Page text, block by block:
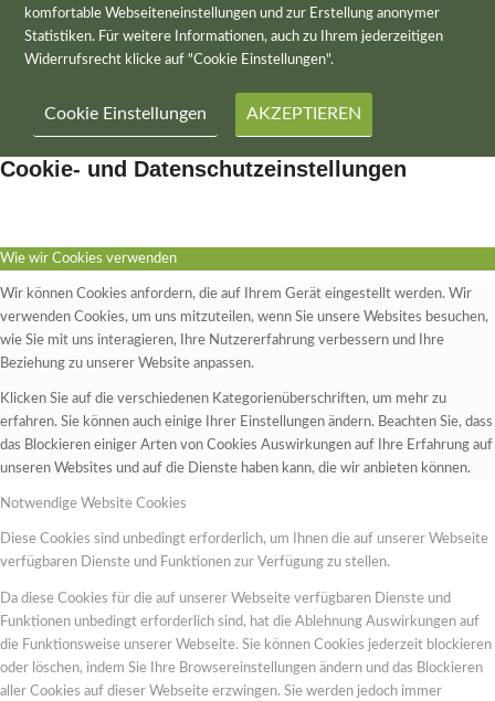
komfortable Webseiteneinstellungen und zur Erstellung anonymer
Statistiken. Für weitere Informationen, auch zu Ihrem jederzeitigen
Widerrufsrecht klicke auf "Cookie Einstellungen".
Cookie Einstellungen AKZEPTIEREN
Cookie- und Datenschutzeinstellungen
Wie wir Cookies verwenden
Wir können Cookies anfordern, die auf Ihrem Gerät eingestellt werden. Wir
verwenden Cookies, um uns mitzuteilen, wenn Sie unsere Websites besuchen,
wie Sie mit uns interagieren, Ihre Nutzererfahrung verbessern und Ihre
Beziehung zu unserer Website anpassen.
Klicken Sie auf die verschiedenen Kategorienüberschriften, um mehr zu
erfahren. Sie können auch einige Ihrer Einstellungen ändern. Beachten Sie, dass
das Blockieren einiger Arten von Cookies Auswirkungen auf Ihre Erfahrung auf
unseren Websites und auf die Dienste haben kann, die wir anbieten können.
Notwendige Website Cookies
Diese Cookies sind unbedingt erforderlich, um Ihnen die auf unserer Webseite
verfügbaren Dienste und Funktionen zur Verfügung zu stellen.
Da diese Cookies für die auf unserer Webseite verfügbaren Dienste und
Funktionen unbedingt erforderlich sind, hat die Ablehnung Auswirkungen auf
die Funktionsweise unserer Webseite. Sie können Cookies jederzeit blockieren
oder löschen, indem Sie Ihre Browsereinstellungen ändern und das Blockieren
aller Cookies auf dieser Webseite erzwingen. Sie werden jedoch immer